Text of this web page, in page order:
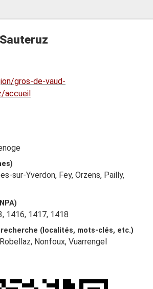
gros-de-vaud-
accueil
sur-Yverdon, Fey, Orzens, Pailly,
1416, 1417, 1418
(localités, mots-clés, etc.)
Nonfoux, Vuarrengel